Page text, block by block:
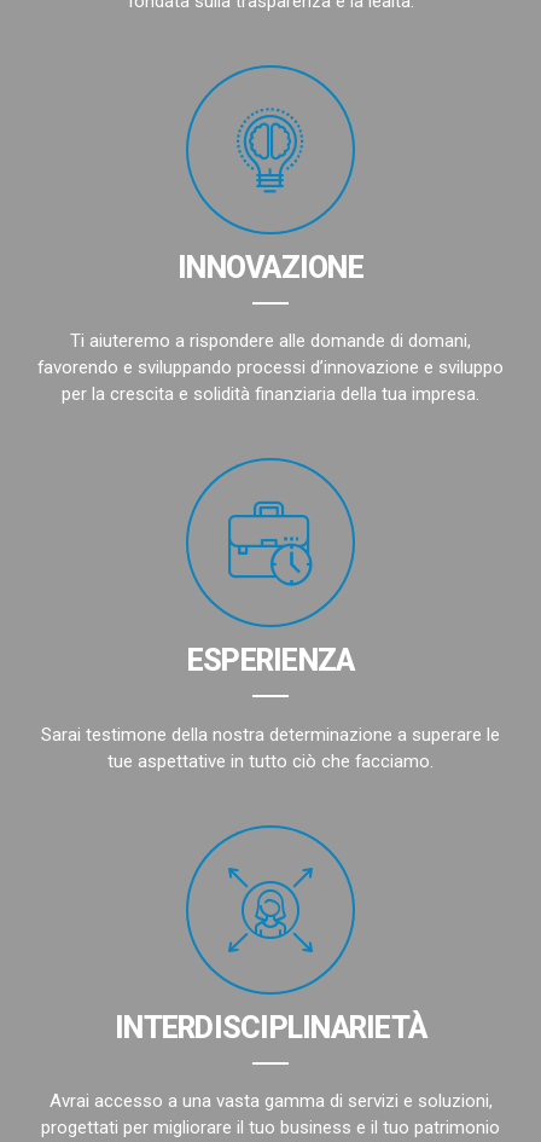
INNOVAZIONE
Ti aiuteremo a rispondere alle domande di domani,
favorendo e sviluppando processi d’innovazione e sviluppo
per la crescita e solidità finanziaria della tua impresa.
ESPERIENZA
Sarai testimone della nostra determinazione a superare le
tue aspettative in tutto ciò che facciamo.
INTERDISCIPLINARIETÀ
Avrai accesso a una vasta gamma di servizi e soluzioni,
progettati per migliorare il tuo business e il tuo patrimonio